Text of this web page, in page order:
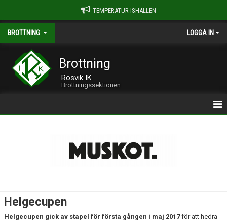
TEMPERATUR ISHALLEN
BROTTNING LOGGA IN
Brottning
Rosvik IK
Brottningssektionen
>> OM ROSVIK IK BROTTNING
>> HELGECUPEN
Helgecupen
Helgecupen gick av stapel för första gången i maj 2017för att hedra